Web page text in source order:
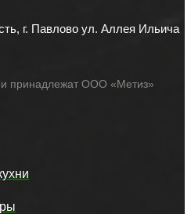
г. Павлово ул. Аллея Ильича
принадлежат ООО «Метиз»